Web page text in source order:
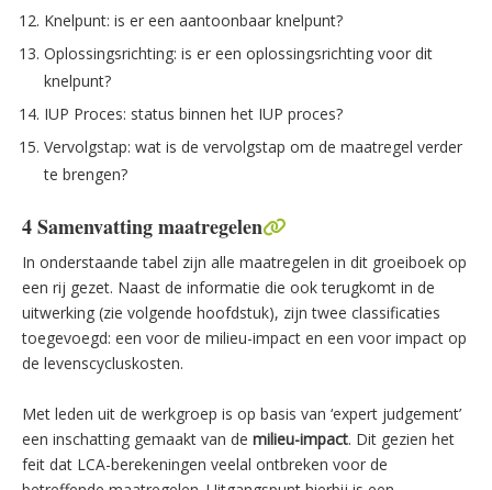
Knelpunt: is er een aantoonbaar knelpunt?
Oplossingsrichting: is er een oplossingsrichting voor dit
knelpunt?
IUP Proces: status binnen het IUP proces?
Vervolgstap: wat is de vervolgstap om de maatregel verder
te brengen?
4 Samenvatting maatregelen
In onderstaande tabel zijn alle maatregelen in dit groeiboek op
een rij gezet. Naast de informatie die ook terugkomt in de
uitwerking (zie volgende hoofdstuk), zijn twee classificaties
toegevoegd: een voor de milieu-impact en een voor impact op
de levenscycluskosten.
Met leden uit de werkgroep is op basis van ‘expert judgement’
een inschatting gemaakt van de milieu-impact. Dit gezien het
feit dat LCA-berekeningen veelal ontbreken voor de